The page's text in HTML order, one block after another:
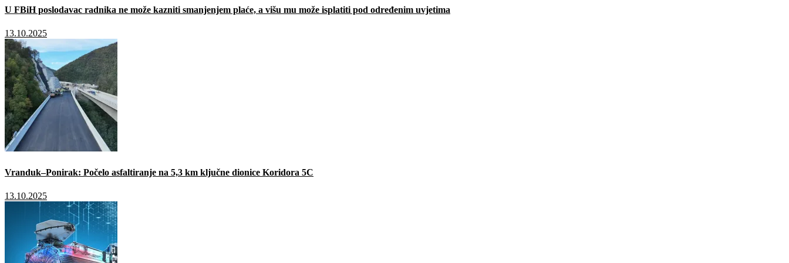
U FBiH poslodavac radnika ne može kazniti smanjenjem plaće, a višu mu može isplatiti pod određenim uvjetima
13.10.2025
Vranduk–Ponirak: Počelo asfaltiranje na 5,3 km ključne dionice Koridora 5C
13.10.2025